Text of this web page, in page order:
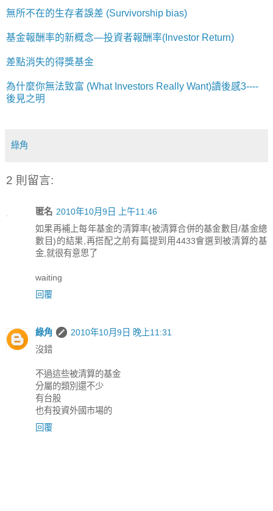
無所不在的生存者誤差 (Survivorship bias)
基金報酬率的新概念—投資者報酬率(Investor Return)
差點消失的得獎基金
為什麼你無法致富 (What Investors Really Want)讀後感3----
後見之明
綠角
2 則留言:
匿名 2010年10月9日 上午11:46
如果再補上每年基金的清算率(被清算合併的基金數目/基金總
數目)的結果,再搭配之前有篇提到用4433會選到被清算的基
金,就很有意思了
waiting
回覆
綠角
2010年10月9日 晚上11:31
沒錯
不過這些被清算的基金
分屬的類別還不少
有台股
也有投資外國市場的
回覆